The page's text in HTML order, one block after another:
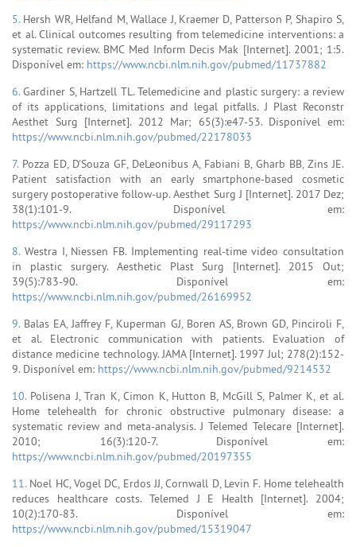
5. Hersh WR, Helfand M, Wallace J, Kraemer D, Patterson P, Shapiro S,
et al. Clinical outcomes resulting from telemedicine interventions: a
systematic review. BMC Med Inform Decis Mak [Internet]. 2001; 1:5.
Disponível em: https://www.ncbi.nlm.nih.gov/pubmed/11737882
6.Gardiner S, Hartzell TL. Telemedicine and plastic surgery: a review
of its applications, limitations and legal pitfalls. J Plast Reconstr
Aesthet Surg [Internet]. 2012 Mar; 65(3):e47-53. Disponível em:
https://www.ncbi.nlm.nih.gov/pubmed/22178033
7. Pozza ED, D'Souza GF, DeLeonibus A, Fabiani B, Gharb BB, Zins JE.
Patient satisfaction with an early smartphone-based cosmetic
surgery postoperative follow-up. Aesthet Surg J [Internet]. 2017 Dez;
38(1):101-9. Disponível em:
https://www.ncbi.nlm.nih.gov/pubmed/29117293
8. Westra I, Niessen FB. Implementing real-time video consultation
in plastic surgery. Aesthetic Plast Surg [Internet]. 2015 Out;
39(5):783-90. Disponível em:
https://www.ncbi.nlm.nih.gov/pubmed/26169952
9. Balas EA, Jaffrey F, Kuperman GJ, Boren AS, Brown GD, Pinciroli F,
et al. Electronic communication with patients. Evaluation of
distance medicine technology. JAMA [Internet]. 1997 Jul; 278(2):152-
9. Disponível em: https://www.ncbi.nlm.nih.gov/pubmed/9214532
10. Polisena J, Tran K, Cimon K, Hutton B, McGill S, Palmer K, et al.
Home telehealth for chronic obstructive pulmonary disease: a
systematic review and meta-analysis. J Telemed Telecare [Internet].
2010; 16(3):120-7. Disponível em:
https://www.ncbi.nlm.nih.gov/pubmed/20197355
11. Noel HC, Vogel DC, Erdos JJ, Cornwall D, Levin F. Home telehealth
reduces healthcare costs. Telemed J E Health [Internet]. 2004;
10(2):170-83. Disponível em:
https://www.ncbi.nlm.nih.gov/pubmed/15319047